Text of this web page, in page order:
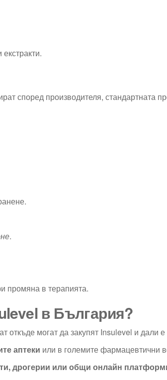
според производителя, стандартната
.
промяна в терапията.
в България?
откъде могат да закупят Insulevel и дали
аптеки или в големите фармацевтични
дрогерии или общи онлайн